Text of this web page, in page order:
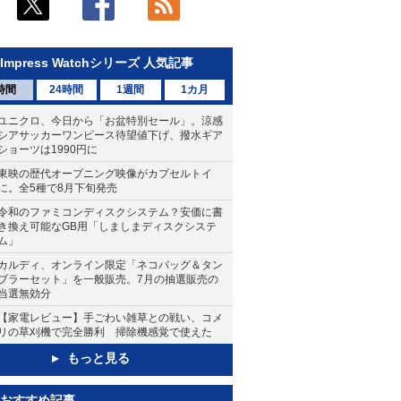
Impress Watchシリーズ 人気記事
間 24時間 1週間 1カ月
ニクロ、今日から「お盆特別セール」。涼感
アサッカーワンピース待望値下げ、撥水ギア
ョーツは1990円に
映の歴代オープニング映像がカプセルトイ
。全5種で8月下旬発売
和のファミコンディスクシステム？安価に書
換え可能なGB用「しましまディスクシステ
」
ルディ、オンライン限定「ネコバッグ＆タン
ラーセット」を一般販売。7月の抽選販売の
選無効分
家電レビュー】手ごわい雑草との戦い、コメ
の草刈機で完全勝利 掃除機感覚で使えた
もっと見る